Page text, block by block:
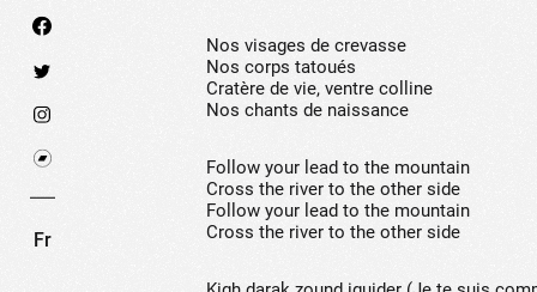
Fr
We use technologies and cookies to analyze
SET COOKIES I REFUSE
Nos visages de crevasse
Nos corps tatoués
Cratère de vie, ventre colline
Nos chants de naissance
Follow your lead to the mountain
Cross the river to the other side
Follow your lead to the mountain
Cross the river to the other side